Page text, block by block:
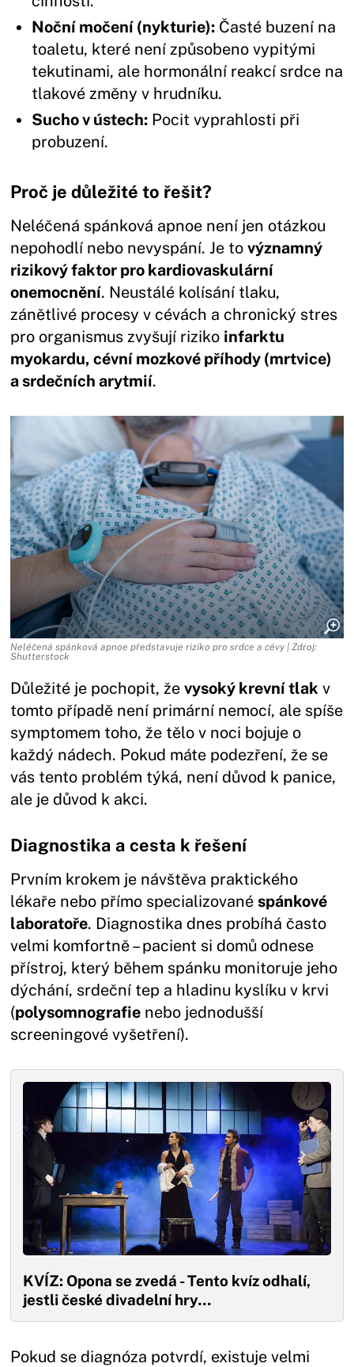
Noční močení (nykturie): Časté buzení na
toaletu, které není způsobeno vypitými
tekutinami, ale hormonální reakcí srdce na
tlakové změny v hrudníku.
Sucho v ústech: Pocit vyprahlosti při
probuzení.
Proč je důležité to řešit?
Neléčená spánková apnoe není jen otázkou
nepohodlí nebo nevyspání. Je tovýznamný
rizikový faktor pro kardiovaskulární
onemocnění. Neustálé kolísání tlaku,
zánětlivé procesy v cévách a chronický stres
pro organismus zvyšují riziko infarktu
myokardu, cévní mozkové příhody (mrtvice)
a srdečních arytmií.
Neléčená spánková apnoe představuje riziko pro srdce a cévy | Zdroj:
Shutterstock
Důležité je pochopit, ževysoký krevní tlak v
tomto případě není primární nemocí, ale spíše
symptomem toho, že tělo v noci bojuje o
každý nádech. Pokud máte podezření, že se
vás tento problém týká, není důvod k panice,
ale je důvod k akci.
Diagnostika a cesta k řešení
Prvním krokem je návštěva praktického
lékaře nebo přímo specializovanéspánkové
laboratoře. Diagnostika dnes probíhá často
velmi komfortně – pacient si domů odnese
přístroj, který během spánku monitoruje jeho
dýchání, srdeční tep a hladinu kyslíku v krvi
(polysomnografie nebo jednodušší
screeningové vyšetření).
KVÍZ: Opona se zvedá - Tento kvíz odhalí,
jestli české divadelní hry…
Pokud se diagnóza potvrdí, existuje velmi